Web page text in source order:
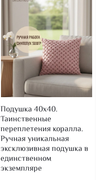
Подушка 40х40.
Таинственные
переплетения коралла.
Ручная уникальная
эксклюзивная подушка в
единственном
экземпляре